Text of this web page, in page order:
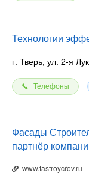
Технологии
г. Тверь, ул. 2-я
Телефоны
Фасады
партнёр
www.fastroycrov.ru